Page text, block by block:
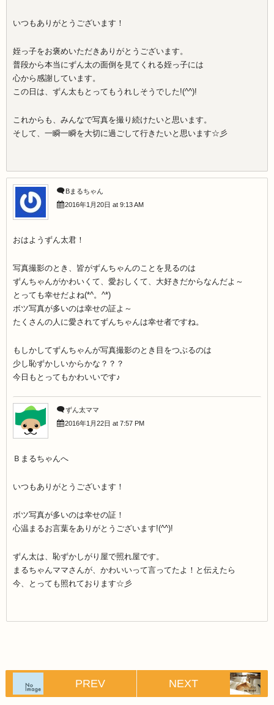
いつもありがとうございます！
姪っ子をお褒めいただきありがとうございます。
普段から本当にずん太の面倒を見てくれる姪っ子には
心から感謝しています。
この日は、ずん太もとってもうれしそうでした!(^^)!
これからも、みんなで写真を撮り続けたいと思います。
そして、一瞬一瞬を大切に過ごして行きたいと思います☆彡
Bまるちゃん
2016年1月20日 at 9:13 AM
おはようずん太君！
写真撮影のとき、皆がずんちゃんのことを見るのは
ずんちゃんがかわいくて、愛おしくて、大好きだからなんだよ～
とっても幸せだよね(*^。^*)
ボツ写真が多いのは幸せの証よ～
たくさんの人に愛されてずんちゃんは幸せ者ですね。
もしかしてずんちゃんが写真撮影のとき目をつぶるのは
少し恥ずかしいからかな？？？
今日もとってもかわいいです♪
ずん太ママ
2016年1月22日 at 7:57 PM
Ｂまるちゃんへ
いつもありがとうございます！
ボツ写真が多いのは幸せの証！
心温まるお言葉をありがとうございます!(^^)!
ずん太は、恥ずかしがり屋で照れ屋です。
まるちゃんママさんが、かわいいって言ってたよ！と伝えたら
今、とっても照れております☆彡
PREV NEXT